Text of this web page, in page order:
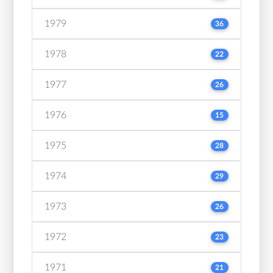
1979 36
1978 22
1977 26
1976 15
1975 28
1974 29
1973 26
1972 23
1971 21